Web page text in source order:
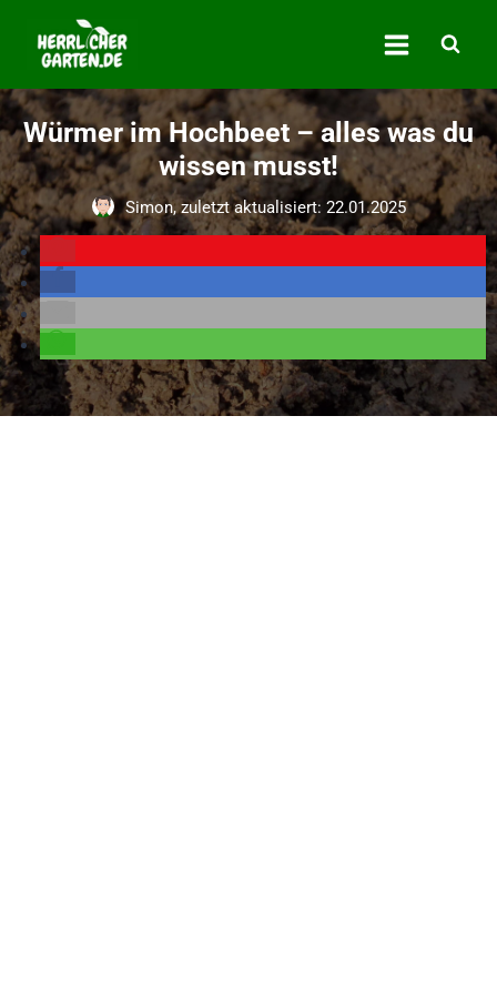
Inhalt
springen
Würmer im Hochbeet – alles was du
wissen musst!
Simon, zuletzt aktualisiert: 22.01.2025